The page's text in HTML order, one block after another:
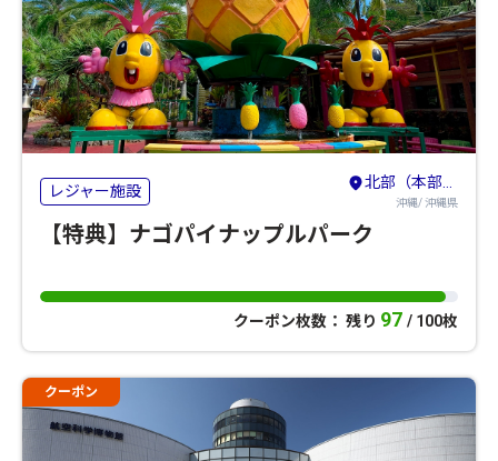
レジャー施設 北部（本部・名護・国頭）
沖縄/ 沖縄県
【特典】ナゴパイナップルパーク
クーポン枚数： 残り 97 / 100枚
クーポン